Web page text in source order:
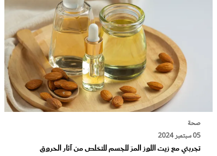
صحة
05 سبتمبر 2024
تجربتي مع زيت اللوز المرّ للجسم للتخلص من آثار الحروق